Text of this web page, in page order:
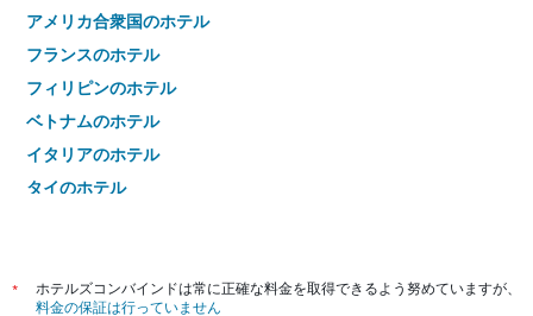
アメリカ合衆国のホテル
フランスのホテル
フィリピンのホテル
ベトナムのホテル
イタリアのホテル
タイのホテル
*
ホテルズコンバインドは常に正確な料金を取得できるよう努めていますが、
料金の保証は行っていません